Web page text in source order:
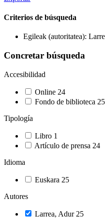
Criterios de búsqueda
Egileak (autoritatea):
Concretar búsqueda
Accesibilidad
Online 24
Fondo de biblioteca 25
Tipología
Libro 1
Artículo de prensa 24
Idioma
Euskara 25
Autores
Larrea, Adur 25